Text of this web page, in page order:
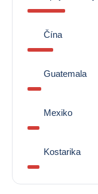
Čína
Guatemala
Mexiko
Kostarika